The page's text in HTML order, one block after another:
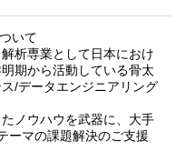
いて
析専業として日本におけ
期から活動している骨太
/データエンジニアリング
ノウハウを武器に、大手
ーマの課題解決のご支援